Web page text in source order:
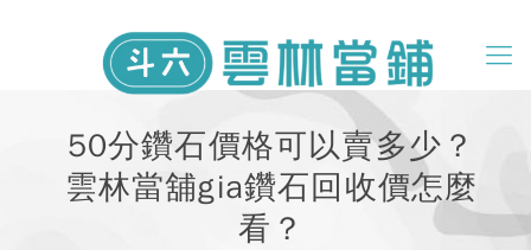
50分鑽石價格可以賣多少？
雲林當舖gia鑽石回收價怎麼
看？